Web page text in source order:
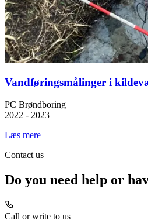
Vandføringsmålinger i
PC Brøndboring
2022 - 2023
Læs mere
Contact us
Do you need help or
Call or write to us